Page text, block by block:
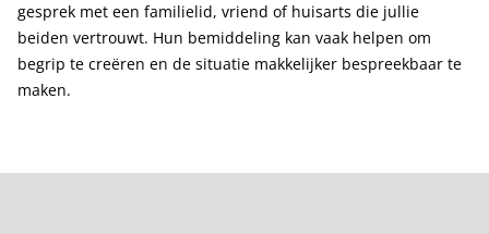
gesprek met een familielid, vriend of huisarts die jullie
beiden vertrouwt. Hun bemiddeling kan vaak helpen om
begrip te creëren en de situatie makkelijker bespreekbaar te
maken.